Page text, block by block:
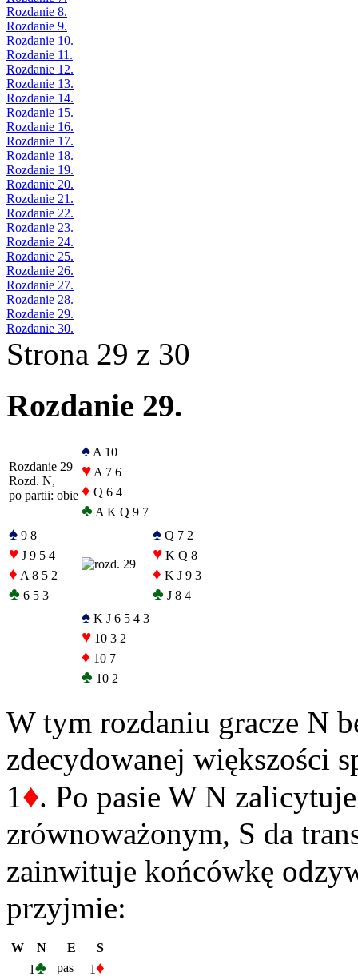
Rozdanie 8.
Rozdanie 9.
Rozdanie 10.
Rozdanie 11.
Rozdanie 12.
Rozdanie 13.
Rozdanie 14.
Rozdanie 15.
Rozdanie 16.
Rozdanie 17.
Rozdanie 18.
Rozdanie 19.
Rozdanie 20.
Rozdanie 21.
Rozdanie 22.
Rozdanie 23.
Rozdanie 24.
Rozdanie 25.
Rozdanie 26.
Rozdanie 27.
Rozdanie 28.
Rozdanie 29.
Rozdanie 30.
Strona 29 z 30
Rozdanie 29.
Rozdanie 29
Rozd. N,
po partii: obie
♠ A 10
♥ A 7 6
♦ Q 6 4
♣ A K Q 9 7
♠ 9 8
♥ J 9 5 4
♦ A 8 5 2
♣ 6 5 3
♠ Q 7 2
♥ K Q 8
♦ K J 9 3
♣ J 8 4
♠ K J 6 5 4 3
♥ 10 3 2
♦ 10 7
♣ 10 2
W tym rozdaniu gracze N
zdecydowanej większości
1♦. Po pasie W N
zrównoważonym, S da
zainwituje końcówkę
przyjmie:
W N E
S
1♣ pas 1♦